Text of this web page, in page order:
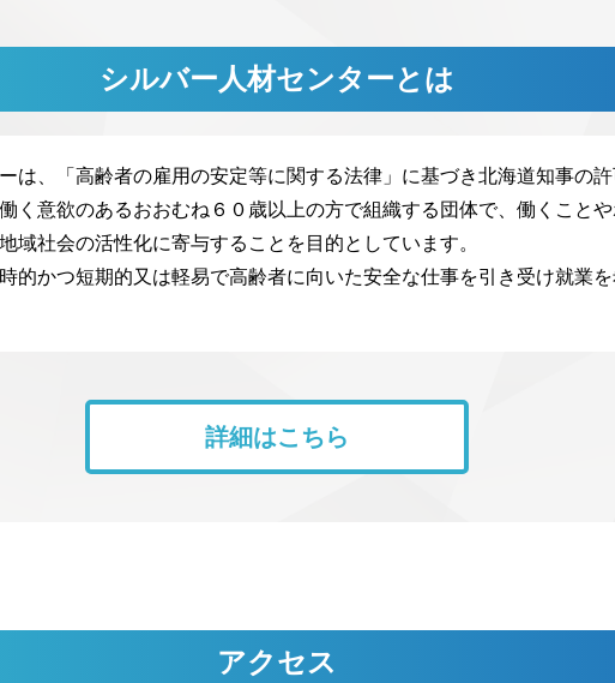
シルバー人材センターとは
、「高齢者の雇用の安定等に関する法律」に基づき北海道知事の許
意欲のあるおおむね６０歳以上の方で組織する団体で、働くこと
域社会の活性化に寄与することを目的としています。
かつ短期的又は軽易で高齢者に向いた安全な仕事を引き受け就業
詳細はこちら
アクセス